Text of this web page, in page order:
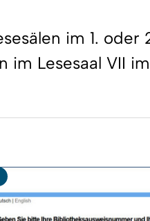
im 1. oder
Lesesaal VII